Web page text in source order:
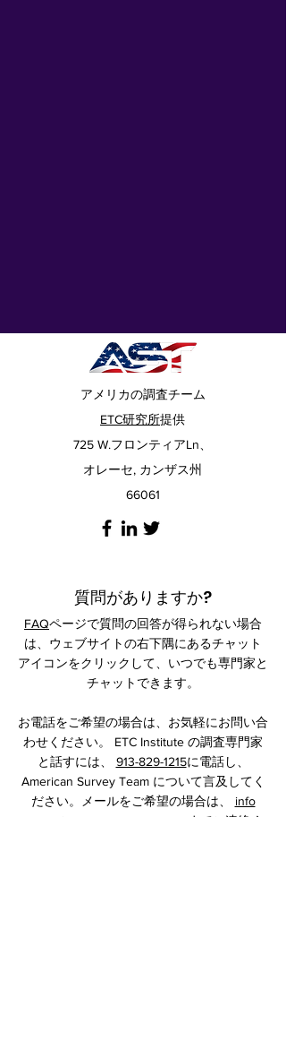
アメリカの調査チーム
ETC研究所提供
725 W.フロンティアLn、
オレーセ, カンザス州
66061
質問がありますか?
FAQページで質問の回答が得られない場合
は、ウェブサイトの右下隅にあるチャット
アイコンをクリックして、いつでも専門家と
チャットできます。
お電話をご希望の場合は、お気軽にお問い合
わせください。 ETC Institute の調査専門家
と話すには、 913-829-1215に電話し、
American Survey Team について言及してく
ださい。メールをご希望の場合は、 info
@americansurveyteam.com . までご連絡く